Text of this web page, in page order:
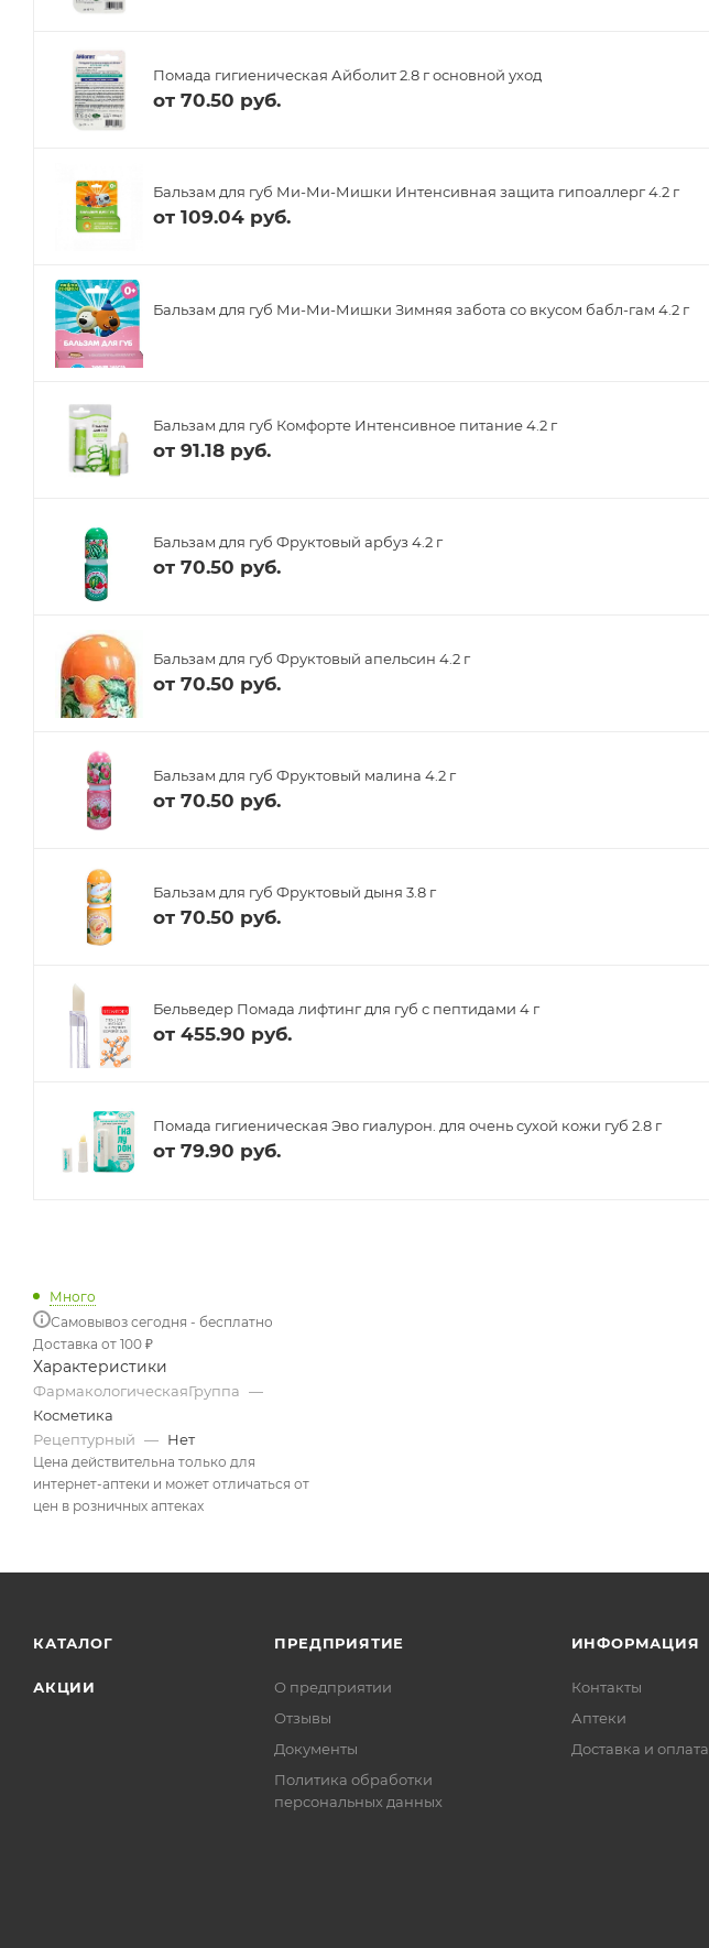
Помада гигиеническая Айболит 2.8 г основной уход
от 70.50 руб.
Бальзам для губ Ми-Ми-Мишки Интенсивная защита гипоаллерг 4.2 г
от 109.04 руб.
Бальзам для губ Ми-Ми-Мишки Зимняя забота со вкусом бабл-гам 4.2 г
Бальзам для губ Комфорте Интенсивное питание 4.2 г
от 91.18 руб.
Бальзам для губ Фруктовый арбуз 4.2 г
от 70.50 руб.
Бальзам для губ Фруктовый апельсин 4.2 г
от 70.50 руб.
Бальзам для губ Фруктовый малина 4.2 г
от 70.50 руб.
Бальзам для губ Фруктовый дыня 3.8 г
от 70.50 руб.
Бельведер Помада лифтинг для губ с пептидами 4 г
от 455.90 руб.
Помада гигиеническая Эво гиалурон. для очень сухой кожи губ 2.8 г
от 79.90 руб.
Много
Самовывоз сегодня - бесплатно
Доставка от 100 ₽
Характеристики
ФармакологическаяГруппа —
Косметика
Рецептурный — Нет
Цена действительна только для
интернет-аптеки и может отличаться от
цен в розничных аптеках
КАТАЛОГ
АКЦИИ
ПРЕДПРИЯТИЕ
О предприятии
Отзывы
Документы
Политика обработки
персональных данных
ИНФОРМАЦИЯ
Контакты
Аптеки
Доставка и оплата